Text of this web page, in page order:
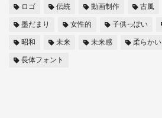
ロゴ 伝統 動画制作 古風
墨だまり 女性的 子供っぽい
昭和 未来 未来感 柔らかい
長体フォント